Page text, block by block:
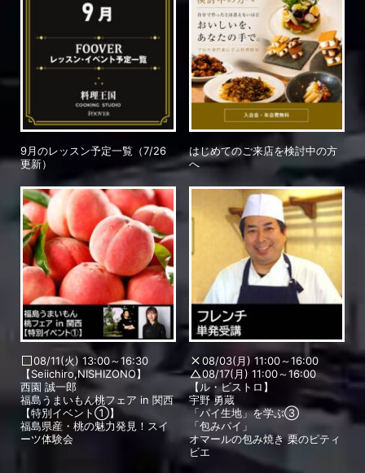
9月のレッスン予定一覧（7/26
更新）
はじめてのご来店を検討中の方
へ
08/11(火) 13:00～16:30
【Seiichiro,NISHIZONO】
西園 誠一郎
福島うまいもん桃フェア in 関西
【特別イベント①】
福島県産・桃の魅力発見！スイ
ーツ体験会
08/03(月) 11:00～16:00
08/17(月) 11:00～16:00
【ル・ビストロ】
宇野 勇蔵
「パイ生地」を学ぶ③
「包みパイ」
オマールの包み焼き 栗のピティ
ビエ